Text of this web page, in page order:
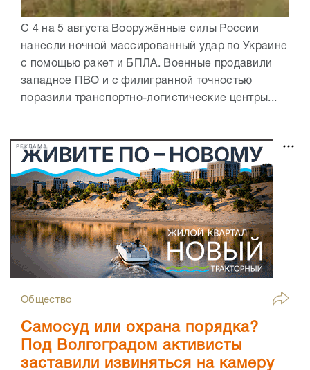
С 4 на 5 августа Вооружённые силы России
нанесли ночной массированный удар по Украине
с помощью ракет и БПЛА. Военные продавили
западное ПВО и с филигранной точностью
поразили транспортно-логистические центры...
РЕКЛАМА
Общество
Самосуд или охрана порядка?
Под Волгоградом активисты
заставили извиняться на камеру